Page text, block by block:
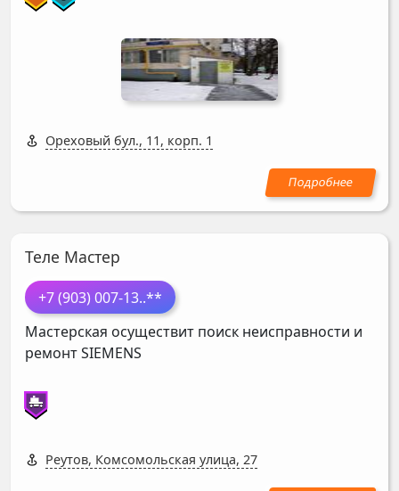
Ореховый бул., 11, корп. 1
Теле Мастер
+7 (903) 007-13..**
Мастерская осуществит поиск неисправности и
ремонтSIEMENS
Реутов, Комсомольская улица, 27